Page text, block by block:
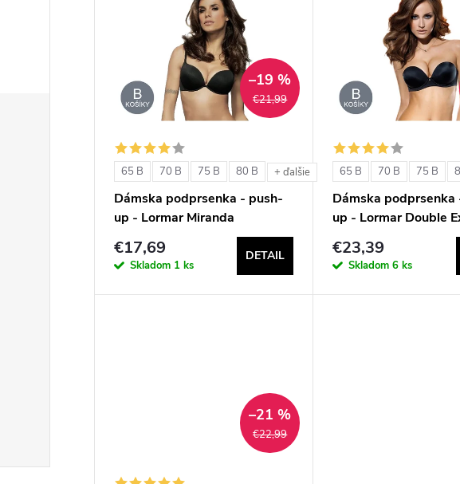
d
€21,99
–19 %
65 B 70 B 75 B 80 B + ďalšie
Dámska podprsenka - push-
up - Lormar Miranda
€17,69
Skladom 1 ks
DETAIL
65 B 70 B 75 B
Dámska podprsenka
up - Lormar Double
€23,39
Skladom6 ks
€22,99
–21 %